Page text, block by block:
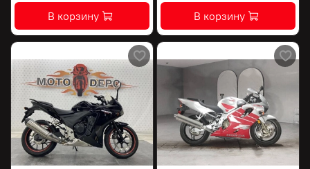
В корзину В корзину